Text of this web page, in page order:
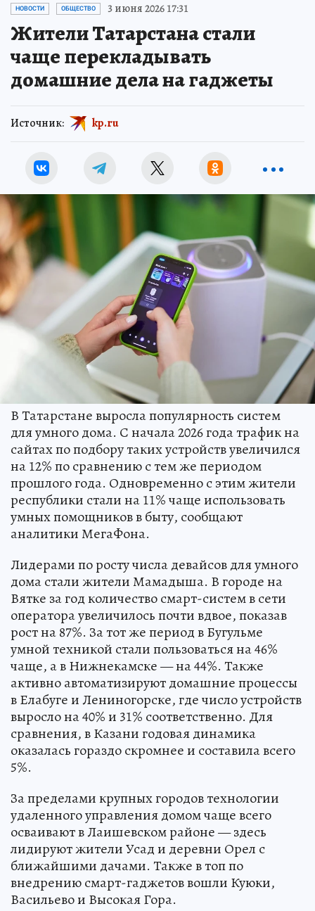
НОВОСТИ ОБЩЕСТВО 3 июня 2026 17:31
Жители Татарстана стали
чаще перекладывать
домашние дела на гаджеты
Источник: kp.ru
В Татарстане выросла популярность систем
для умного дома. С начала 2026 года трафик на
сайтах по подбору таких устройств увеличился
на 12% по сравнению с тем же периодом
прошлого года. Одновременно с этим жители
республики стали на 11% чаще использовать
умных помощников в быту, сообщают
аналитики МегаФона.
Лидерами по росту числа девайсов для умного
дома стали жители Мамадыша. В городе на
Вятке за год количество смарт-систем в сети
оператора увеличилось почти вдвое, показав
рост на 87%. За тот же период в Бугульме
умной техникой стали пользоваться на 46%
чаще, а в Нижнекамске — на 44%. Также
активно автоматизируют домашние процессы
в Елабуге и Лениногорске, где число устройств
выросло на 40% и 31% соответственно. Для
сравнения, в Казани годовая динамика
оказалась гораздо скромнее и составила всего
5%.
За пределами крупных городов технологии
удаленного управления домом чаще всего
осваивают в Лаишевском районе — здесь
лидируют жители Усад и деревни Орел с
ближайшими дачами. Также в топ по
внедрению смарт-гаджетов вошли Куюки,
Васильево и Высокая Гора.